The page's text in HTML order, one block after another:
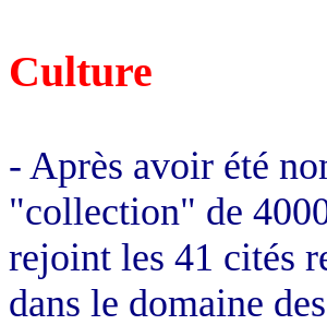
Culture
- Après avoir été
"collection" de
rejoint les 41 cités
dans le domaine